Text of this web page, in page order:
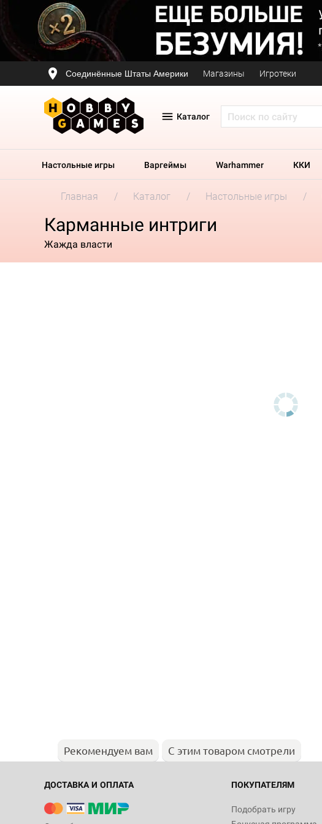
Соединённые Штаты Америки Магазины Игротеки
Каталог
Настольные игры Варгеймы Warhammer ККИ
Главная Каталог Настольные игры
Карманные интриги
Жажда власти
Рекомендуем вам С этим товаром смотрели
ДОСТАВКА И ОПЛАТА ПОКУПАТЕЛЯМ
Подобрать игру